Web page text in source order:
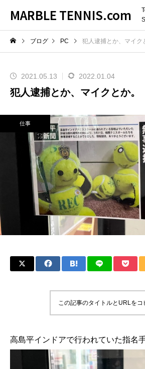
MARBLE TENNIS.com
ブログ PC 犯人逮捕とか、マイク
2021.05.13 2022.01.04
犯人逮捕とか、マイクとか。
仕事
この記事のタイトルとURLをコ
高島平インドアで行われていた指名